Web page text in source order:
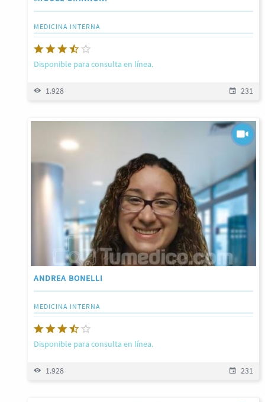
MEDICINA INTERNA
Disponible para consulta en línea.
1.928 231
ANDREA BONELLI
MEDICINA INTERNA
Disponible para consulta en línea.
1.928 231